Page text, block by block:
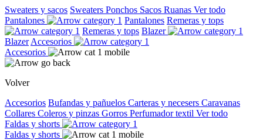
Sweaters y sacos Sweaters Ponchos Sacos Ruanas Ver todo
Pantalones
Pantalones Remeras y tops
Remeras y tops Blazer
Blazer Accesorios
Accesorios
Volver
Accesorios Bufandas y pañuelos Carteras y necesers Caravanas
Collares Coleros y pinzas Gorros Perfumador textil Ver todo
Faldas y shorts
Faldas y shorts